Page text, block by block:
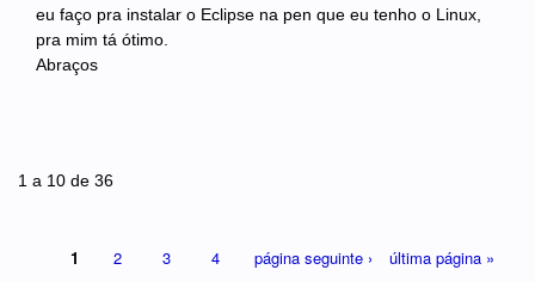
eu faço pra instalar o Eclipse na pen que eu tenho o Linux,
pra mim tá ótimo.
Abraços
1 a 10 de 36
1 2 3 4 página seguinte › última página »